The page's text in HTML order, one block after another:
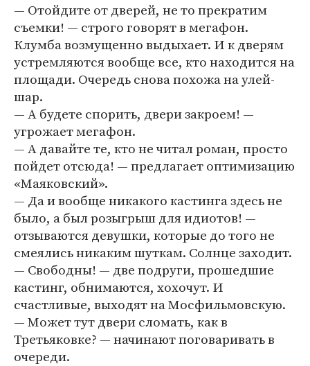
— Отойдите от дверей, не то прекратим
съемки! — строго говорят в мегафон.
Клумба возмущенно выдыхает. И к дверям
устремляются вообще все, кто находится на
площади. Очередь снова похожа на улей-
шар.
— А будете спорить, двери закроем! —
угрожает мегафон.
— А давайте те, кто не читал роман, просто
пойдет отсюда! — предлагает оптимизацию
«Маяковский».
— Да и вообще никакого кастинга здесь не
было, а был розыгрыш для идиотов! —
отзываются девушки, которые до того не
смеялись никаким шуткам. Солнце заходит.
— Свободны! — две подруги, прошедшие
кастинг, обнимаются, хохочут. И
счастливые, выходят на Мосфильмовскую.
— Может тут двери сломать, как в
Третьяковке? — начинают поговаривать в
очереди.